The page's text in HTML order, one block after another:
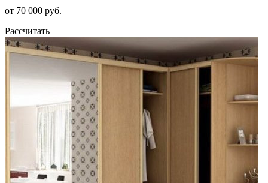
от 70 000 руб.
Рассчитать